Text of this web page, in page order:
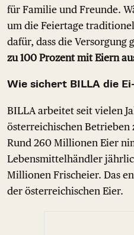
für Familie und Freunde.
um die Feiertage
dafür, dass die Versorgung
zu 100 Prozent mit Eiern
Wie sichert BILLA die
BILLA arbeitet seit vielen
österreichischen Betrieben
Rund 260 Millionen Eier
Lebensmittelhändler
Millionen Frischeier. Das
der österreichischen Eier.